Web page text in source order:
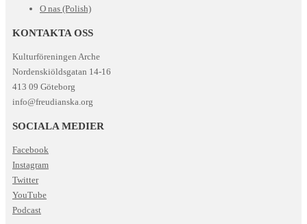
O nas (Polish)
KONTAKTA OSS
Kulturföreningen Arche
Nordenskiöldsgatan 14-16
413 09 Göteborg
info@freudianska.org
SOCIALA MEDIER
Facebook
Instagram
Twitter
YouTube
Podcast